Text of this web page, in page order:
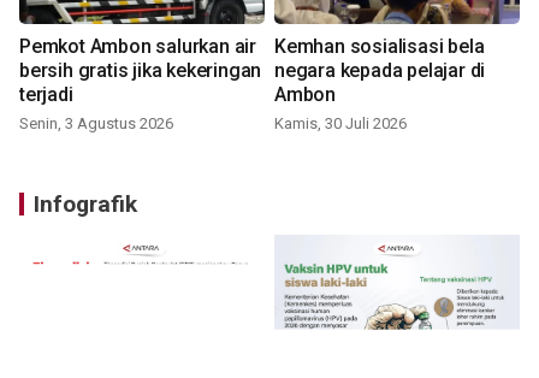
Pemkot Ambon salurkan air
bersih gratis jika kekeringan
terjadi
Senin, 3 Agustus 2026
Kemhan sosialisasi bela
negara kepada pelajar di
Ambon
Kamis, 30 Juli 2026
Infografik